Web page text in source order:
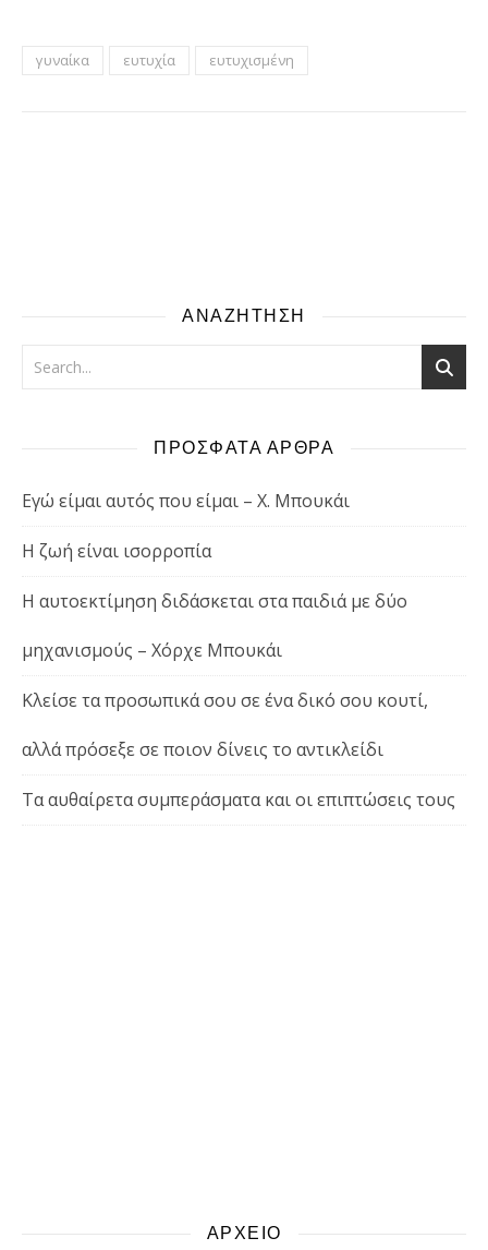
γυναίκα ευτυχία ευτυχισμένη
ΑΝΑΖΗΤΗΣΗ
ΠΡΟΣΦΑΤΑ ΑΡΘΡΑ
Εγώ είμαι αυτός που είμαι – Χ. Μπουκάι
Η ζωή είναι ισορροπία
Η αυτοεκτίμηση διδάσκεται στα παιδιά με δύο
μηχανισμούς – Χόρχε Μπουκάι
Κλείσε τα προσωπικά σου σε ένα δικό σου κουτί,
αλλά πρόσεξε σε ποιον δίνεις το αντικλείδι
Τα αυθαίρετα συμπεράσματα και οι επιπτώσεις τους
ΑΡΧΕΙΟ